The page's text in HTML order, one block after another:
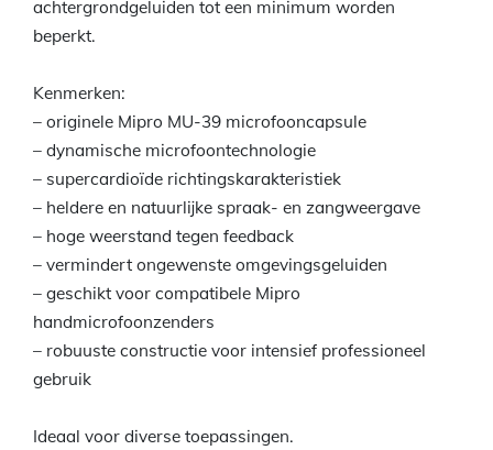
achtergrondgeluiden tot een minimum worden
beperkt.
Kenmerken:
– originele Mipro MU-39 microfooncapsule
– dynamische microfoontechnologie
– supercardioïde richtingskarakteristiek
– heldere en natuurlijke spraak- en zangweergave
– hoge weerstand tegen feedback
– vermindert ongewenste omgevingsgeluiden
– geschikt voor compatibele Mipro
handmicrofoonzenders
– robuuste constructie voor intensief professioneel
gebruik
Ideaal voor diverse toepassingen.